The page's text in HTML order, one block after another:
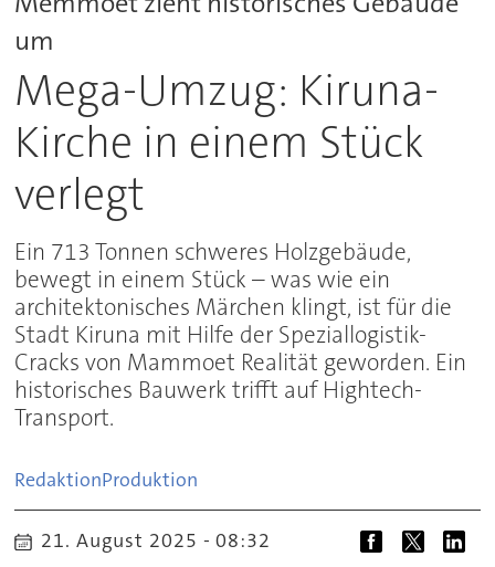
um
Mega-Umzug: Kiruna-
Kirche in einem Stück
verlegt
Ein 713 Tonnen schweres Holzgebäude,
bewegt in einem Stück – was wie ein
architektonisches Märchen klingt, ist für die
Stadt Kiruna mit Hilfe der Speziallogistik-
Cracks von Mammoet Realität geworden. Ein
historisches Bauwerk trifft auf Hightech-
Transport.
RedaktionProduktion
21. August 2025 - 08:32